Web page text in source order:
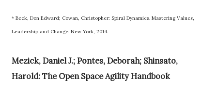
* Beck, Don Edward; Cowan, Christopher: Spiral Dynamics. Mastering Values,
Leadership and Change. New York, 2014.
Mezick, Daniel J.; Pontes, Deborah; Shinsato,
Harold: The Open Space Agility Handbook